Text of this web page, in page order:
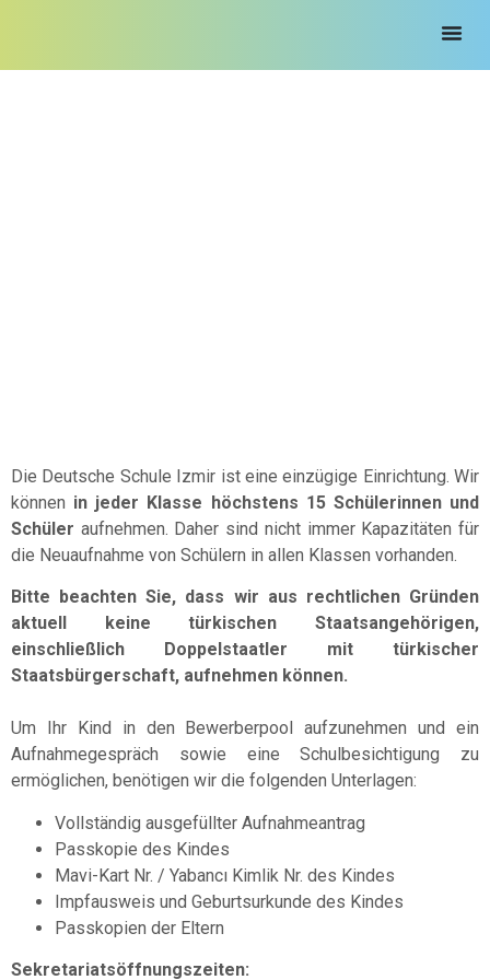
Die Deutsche Schule Izmir ist eine einzügige Einrichtung. Wir
können in jeder Klasse höchstens 15 Schülerinnen und
Schüler aufnehmen. Daher sind nicht immer Kapazitäten für
die Neuaufnahme von Schülern in allen Klassen vorhanden.
Bitte beachten Sie, dass wir aus rechtlichen Gründen
aktuell keine türkischen Staatsangehörigen,
einschließlich Doppelstaatler mit türkischer
Staatsbürgerschaft, aufnehmen können.
Um Ihr Kind in den Bewerberpool aufzunehmen und ein
Aufnahmegespräch sowie eine Schulbesichtigung zu
ermöglichen, benötigen wir die folgenden Unterlagen:
Vollständig ausgefüllter Aufnahmeantrag
Passkopie des Kindes
Mavi-Kart Nr. / Yabancı Kimlik Nr. des Kindes
Impfausweis und Geburtsurkunde des Kindes
Passkopien der Eltern
Sekretariatsöffnungszeiten: